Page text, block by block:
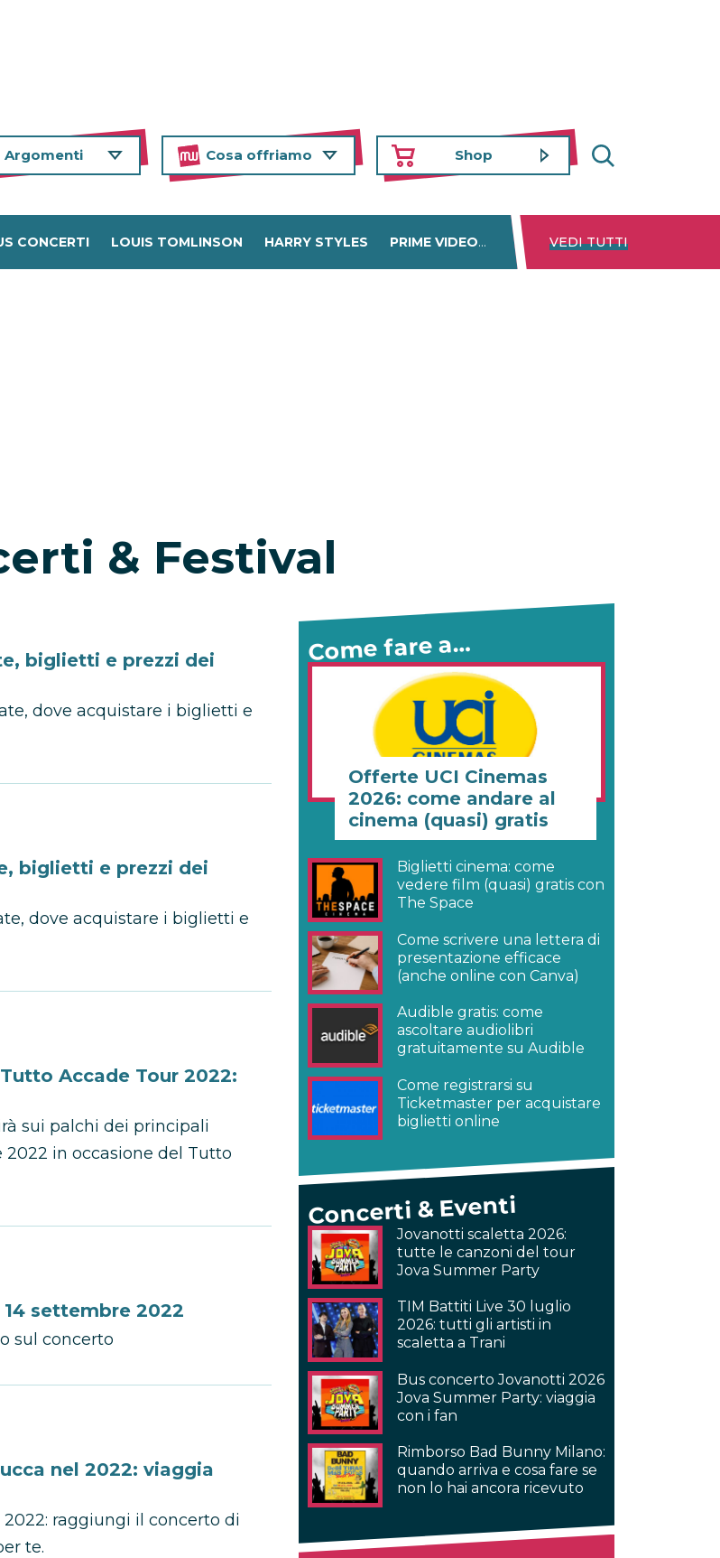
Argomenti Cosa offriamo Shop
CONCERTI LOUIS TOMLINSON HARRY STYLES PRIME VIDEO DISNEY+ NETFLIX
VEDI TUTTI
& Festival
biglietti e prezzi dei
dove acquistare i biglietti e
biglietti e prezzi dei
dove acquistare i biglietti e
Accade Tour 2022:
sui palchi dei principali
in occasione del Tutto
settembre 2022
sul concerto
nel 2022: viaggia
raggiungi il concerto di
te.
Come fare a…
Offerte UCI Cinemas
2026: come andare al
cinema (quasi) gratis
Biglietti cinema: come
vedere film (quasi) gratis con
The Space
Come scrivere una lettera di
presentazione efficace
(anche online con Canva)
Audible gratis: come
ascoltare audiolibri
gratuitamente su Audible
Come registrarsi su
Ticketmaster per acquistare
biglietti online
Concerti & Eventi
Jovanotti scaletta 2026:
tutte le canzoni del tour
Jova Summer Party
TIM Battiti Live 30 luglio
2026: tutti gli artisti in
scaletta a Trani
Bus concerto Jovanotti 2026
Jova Summer Party: viaggia
con i fan
Rimborso Bad Bunny Milano:
quando arriva e cosa fare se
non lo hai ancora ricevuto